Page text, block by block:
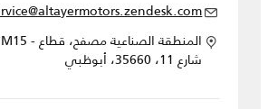
شارع 11، 35660، أبوظبي